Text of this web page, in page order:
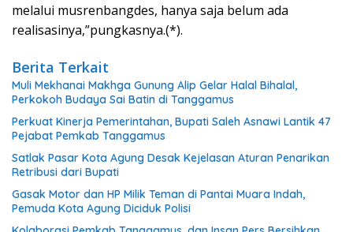
melalui musrenbangdes, hanya saja belum ada
realisasinya,”pungkasnya.(*).
Berita Terkait
Muli Mekhanai Makhga Gunung Alip Gelar Halal Bihalal,
Perkokoh Budaya Sai Batin di Tanggamus
Perkuat Kinerja Pemerintahan, Bupati Saleh Asnawi Lantik 47
Pejabat Pemkab Tanggamus
Satlak Pasar Kota Agung Desak Kejelasan Aturan Penarikan
Retribusi dari Bupati
Gasak Motor dan HP Milik Teman di Pantai Muara Indah,
Pemuda Kota Agung Diciduk Polisi